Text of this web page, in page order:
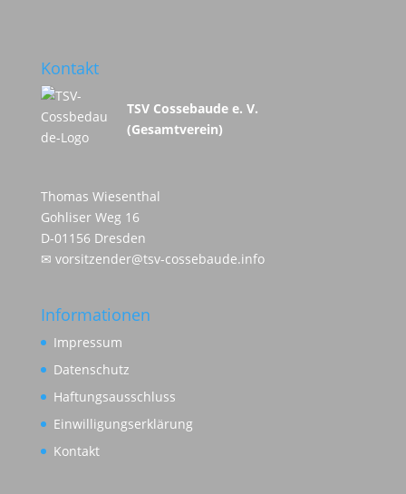
Kontakt
TSV Cossebaude e. V.
(Gesamtverein)
Thomas Wiesenthal
Gohliser Weg 16
D-01156 Dresden
✉ vorsitzender@tsv-cossebaude.info
Informationen
Impressum
Datenschutz
Haftungsausschluss
Einwilligungserklärung
Kontakt